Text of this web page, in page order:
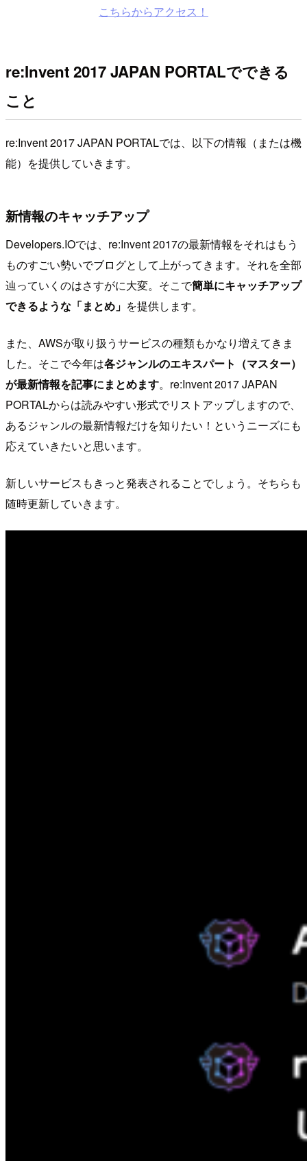
こちらからアクセス！
re:Invent 2017 JAPAN PORTALでできる
こと
re:Invent 2017 JAPAN PORTALでは、以下の情報（または機
能）を提供していきます。
新情報のキャッチアップ
Developers.IOでは、re:Invent 2017の最新情報をそれはもう
ものすごい勢いでブログとして上がってきます。それを全部
辿っていくのはさすがに大変。そこで簡単にキャッチアップ
できるような「まとめ」 を提供します。
また、AWSが取り扱うサービスの種類もかなり増えてきま
した。そこで今年は各ジャンルのエキスパート（マスター）
が最新情報を記事にまとめます。re:Invent 2017 JAPAN
PORTALからは読みやすい形式でリストアップしますので、
あるジャンルの最新情報だけを知りたい！というニーズにも
応えていきたいと思います。
新しいサービスもきっと発表されることでしょう。そちらも
随時更新していきます。